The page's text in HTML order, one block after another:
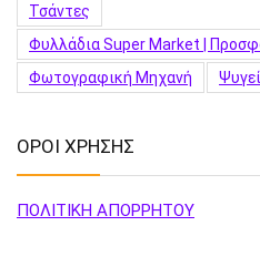
Τσάντες
Φυλλάδια Super Market |
Φωτογραφική Μηχανή
ΟΡΟΙ ΧΡΗΣΗΣ
ΠΟΛΙΤΙΚΗ ΑΠΟΡΡΗΤΟΥ